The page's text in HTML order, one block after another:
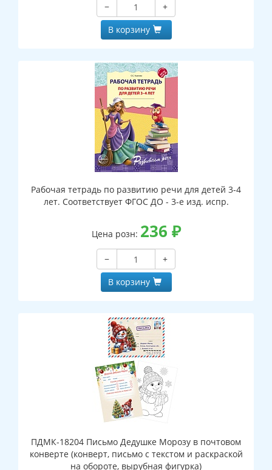
−
+
В корзину
Рабочая тетрадь по развитию речи для детей 3-4
лет. Соответствует ФГОС ДО - 3-е изд. испр.
Цена розн: 236 ₽
−
+
В корзину
ПДМК-18204 Письмо Дедушке Морозу в почтовом
конверте (конверт, письмо с текстом и раскраской
на обороте, вырубная фигурка)